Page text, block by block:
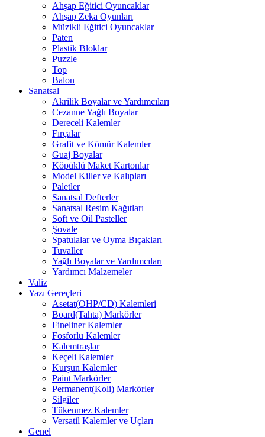
Ahşap Eğitici Oyuncaklar
Ahşap Zeka Oyunları
Müzikli Eğitici Oyuncaklar
Paten
Plastik Bloklar
Puzzle
Top
Balon
Sanatsal
Akrilik Boyalar ve Yardımcıları
Cezanne Yağlı Boyalar
Dereceli Kalemler
Fırçalar
Grafit ve Kömür Kalemler
Guaj Boyalar
Köpüklü Maket Kartonlar
Model Killer ve Kalıpları
Paletler
Sanatsal Defterler
Sanatsal Resim Kağıtları
Soft ve Oil Pasteller
Şovale
Spatulalar ve Oyma Bıçakları
Tuvaller
Yağlı Boyalar ve Yardımcıları
Yardımcı Malzemeler
Valiz
Yazı Gereçleri
Asetat(OHP/CD) Kalemleri
Board(Tahta) Markörler
Fineliner Kalemler
Fosforlu Kalemler
Kalemtraşlar
Keçeli Kalemler
Kurşun Kalemler
Paint Markörler
Permanent(Koli) Markörler
Silgiler
Tükenmez Kalemler
Versatil Kalemler ve Uçları
Genel